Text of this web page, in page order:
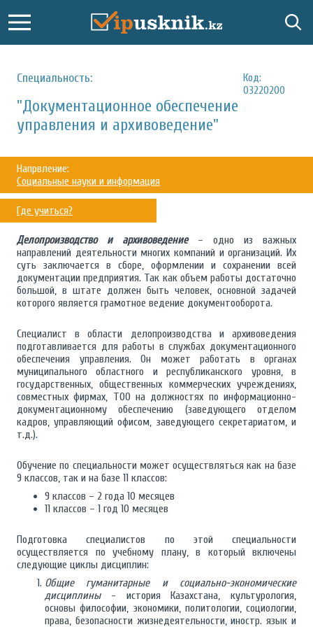
Специальность:
Код:
03220200
"Документационное обеспечение
управления и архивоведение"
Напрвление:
Социальные науки и информация
Где учиться?
Делопроизводство и архивоведение– одно из важных
направлений деятельности многих компаний и организаций. Их
суть заключается в сборе, оформлении и сохранении всей
документации предприятия. Так как объем работы достаточно
большой, в штате должен быть человек, основной задачей
которого является грамотное ведение документооборота.
Специалист в области делопроизводства и архивоведения
подготавливается для работы в службах документационного
обеспечения управления. Он может работать в органах
муниципального областного и республиканского уровня, в
государственных, общественных коммерческих учреждениях,
совместных фирмах, ТОО на должностях по информационно-
документационному обеспечению (заведующего отделом
кадров, управляющий офисом, заведующего секретариатом, и
т.д.).
Обучение по специальности может осуществляться как на базе
9 классов, так и на базе 11 классов:
9 классов – 2 года 10 месяцев
11 классов – 1 год 10 месяцев
Подготовка специалистов по этой специальности
осуществляется по учебному плану, в который включены
следующие циклы дисциплин:
Общие гуманитарные и социально-экономические
дисциплины- история Казахстана, культурология,
основы философии, экономики, политологии, социологии,
права, безопасности жизнедеятельности, иностр. язык и